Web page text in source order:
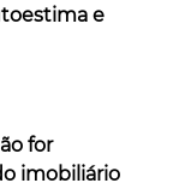
e
for
imobiliário